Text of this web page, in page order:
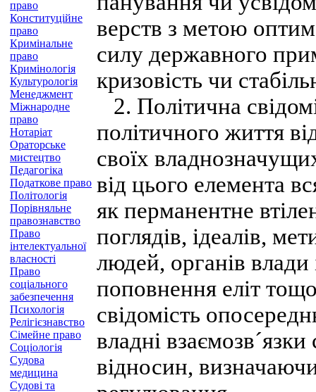
право
Конституційне
право
Кримінальне
право
Кримінологія
Культурологія
Менеджмент
Міжнародне
право
Нотаріат
Ораторське
мистецтво
Педагогіка
Податкове право
Політологія
Порівняльне
правознавство
Право
інтелектуальної
власності
Право
соціального
забезпечення
Психологія
Релігієзнавство
Сімейне право
Соціологія
Судова
медицина
Судові та
верств з метою
силу державного
кризовість чи
2. Політична
політичного життя
своїх
від цього елемента
як перманентне
поглядів, ідеалів,
людей, органів влади
поповнення еліт
свідомість
владні взаємозв´язки
відносин,